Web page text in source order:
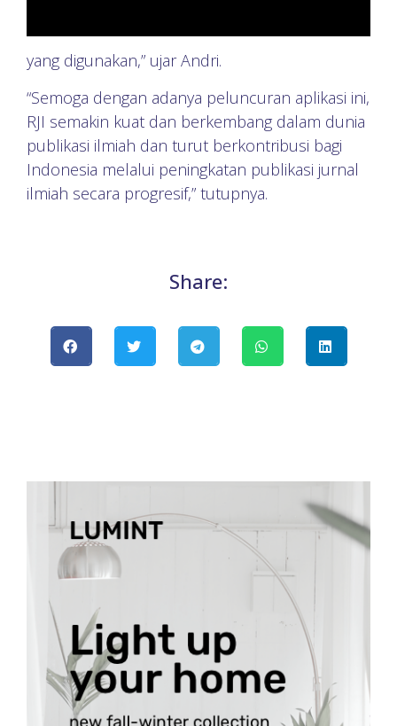
yang digunakan,” ujar Andri.
“Semoga dengan adanya peluncuran aplikasi ini,
RJI semakin kuat dan berkembang dalam dunia
publikasi ilmiah dan turut berkontribusi bagi
Indonesia melalui peningkatan publikasi jurnal
ilmiah secara progresif,” tutupnya.
Share: